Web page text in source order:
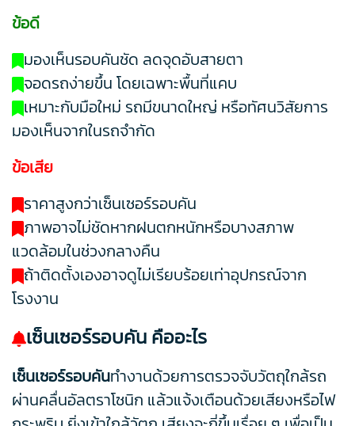
ข้อดี
มองเห็นรอบคันชัด ลดจุดอับสายตา
จอดรถง่ายขึ้น โดยเฉพาะพื้นที่แคบ
เหมาะกับมือใหม่ รถมีขนาดใหญ่ หรือทัศนวิสัยการ
มองเห็นจากในรถจำกัด
ข้อเสีย
ราคาสูงกว่าเซ็นเซอร์รอบคัน
ภาพอาจไม่ชัดหากฝนตกหนักหรือบางสภาพ
แวดล้อมในช่วงกลางคืน
ถ้าติดตั้งเองอาจดูไม่เรียบร้อยเท่าอุปกรณ์จาก
โรงงาน
เซ็นเซอร์รอบคัน คืออะไร
เซ็นเซอร์รอบคันทำงานด้วยการตรวจจับวัตถุใกล้รถ
ผ่านคลื่นอัลตราโซนิก แล้วแจ้งเตือนด้วยเสียงหรือไฟ